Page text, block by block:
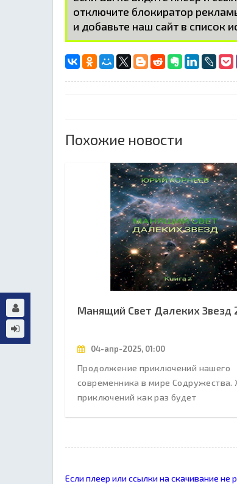
отключите блокиратор
и добавьте наш сайт в список
Похожие новости
Манящий Свет Далеких Звезд
04-апр-2025, 01:00
Продолжение приключений нашего
современника в мире Содружества.
приключений как раз будет
Если плеер или ссылки на скачивание не